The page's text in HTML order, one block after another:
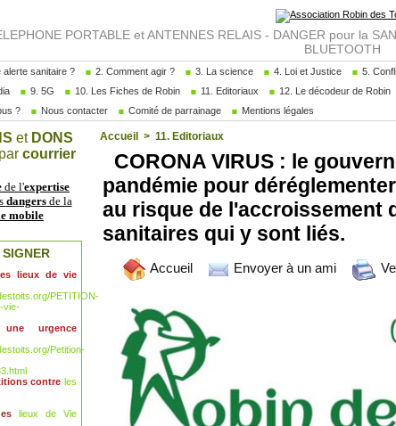
PORTABLE et ANTENNES RELAIS - DANGER pour la
BLUETOOTH
alerte sanitaire ? 2. Comment agir ? 3. La science 4. Loi et Justice 5.
9. 5G 10. Les Fiches de Robin 11. Editoriaux 12. Le décodeur de Robin
?
Nous contacter Comité de parrainage Mentions légales
et DONS
courrier
de l'expertise
dangersde la
mobile
lieux de vie
PETITION-
vie-
urgence
Petition-
contre les
lieux de Vie
Accueil > 11. Editoriaux
CORONA VIRUS : le
pandémie pour
au risque de l'accroissement
sanitaires qui y sont liés.
Accueil Envoyer à un ami